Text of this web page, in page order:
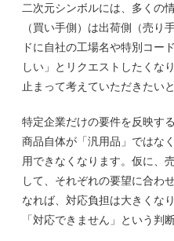
二次元シンボルには、多くの
（買い手側）は出荷側（売り
ドに自社の工場名や特別コー
しい」とリクエストしたくな
止まって考えていただきたい
特定企業だけの要件を反映す
商品自体が「汎用品」ではな
用できなくなります。仮に、
して、それぞれの要望に合わ
なれば、対応負担は大きくな
「対応できません」という判